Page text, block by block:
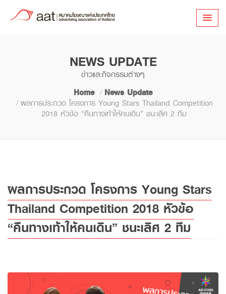
NEWS UPDATE
ข่าวและกิจกรรมต่างๆ
Home
News Update
ผลการประกวด โครงการ Young Stars Thailand Competition
2018 หัวข้อ “คืนทางเท้าให้คนเดิน” ชนะเลิศ 2 ทีม
ผลการประกวด โครงการ Young Stars
Thailand Competition 2018 หัวข้อ
“คืนทางเท้าให้คนเดิน” ชนะเลิศ 2 ทีม